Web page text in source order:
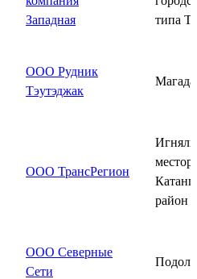
Западная
типа
ООО Рудник
Тэутэджак
ООО ТрансРегион
район
ООО Северные
Сети